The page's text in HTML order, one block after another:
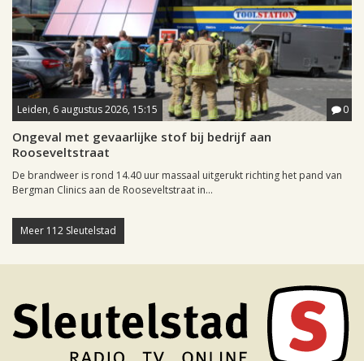
Leiden, 6 augustus 2026, 15:15 0
Ongeval met gevaarlijke stof bij bedrijf aan
Rooseveltstraat
De brandweer is rond 14.40 uur massaal uitgerukt richting het pand van
Bergman Clinics aan de Rooseveltstraat in...
Meer 112 Sleutelstad